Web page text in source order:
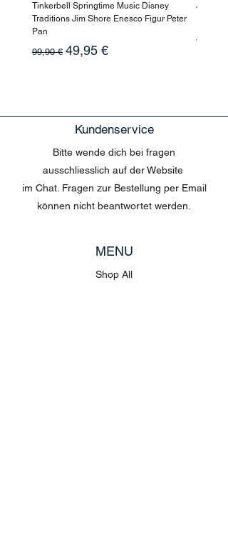
Tinkerbell Springtime Music Disney
Traditions Jim Shore Enesco Figur Peter
Pan
Standardpreis
99,90 € Sale-Preis
49,95 €
Jasmin
199,90 €
Kundenservice
Bitte wende dich bei fragen
ausschliesslich auf der Website
im Chat. Fragen zur Bestellung per Email
können nicht beantwortet werden.
MENU
Shop All